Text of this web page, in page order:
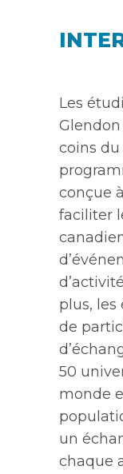
Les
coins
conçue
faciliter
plus, les
de
50
monde
un
chaque